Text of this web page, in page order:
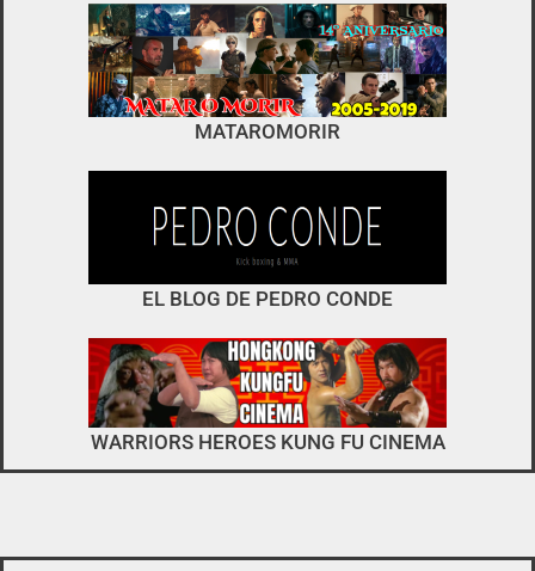
no es el típico de «llegar,
descargar y pirarse».
interactuar e integrarse
MATAROMORIR
EL BLOG DE PEDRO CONDE
WARRIORS HEROES KUNG FU CINEMA